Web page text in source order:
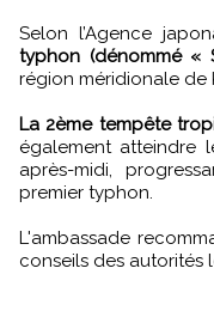
Selon l’Agence
typhon (dénommé «
région méridionale de
La 2ème tempête
également atteindre
après-midi,
premier typhon.
L'ambassade
conseils des autorités